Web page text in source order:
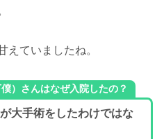
えていましたね。
）さんはなぜ入院したの？
大手術をしたわけではな